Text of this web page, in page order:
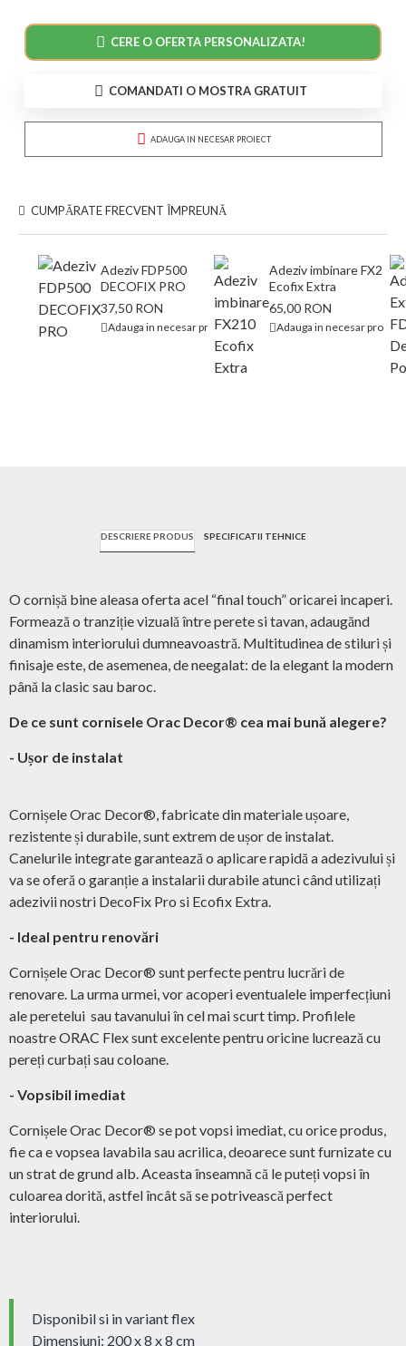
CERE O OFERTA PERSONALIZATA!
COMANDATI O MOSTRA GRATUIT
ADAUGA IN NECESAR PROIECT
CUMPĂRATE FRECVENT ÎMPREUNĂ
Adeziv FDP500
DECOFIX PRO
37,50 RON
Adauga in necesar proiect
Adeziv imbinare FX210
Ecofix Extra
65,00 RON
Adauga in necesar proiect
DESCRIERE PRODUS SPECIFICATII TEHNICE
O cornișă bine aleasa oferta acel “final touch” oricarei incaperi.
Formează o tranziție vizuală între perete si tavan, adaugănd
dinamism interiorului dumneavoastră. Multitudinea de stiluri și
finisaje este, de asemenea, de neegalat: de la elegant la modern
până la clasic sau baroc.
De ce sunt cornisele Orac Decor® cea mai bună alegere?
- Ușor de instalat
Cornișele Orac Decor®, fabricate din materiale ușoare,
rezistente și durabile, sunt extrem de ușor de instalat.
Canelurile integrate garantează o aplicare rapidă a adezivului și
va se oferă o garanție a instalarii durabile atunci când utilizați
adezivii nostri DecoFix Pro si Ecofix Extra.
- Ideal pentru renovări
Cornișele Orac Decor® sunt perfecte pentru lucrări de
renovare. La urma urmei, vor acoperi eventualele imperfecțiuni
ale peretelui sau tavanului în cel mai scurt timp. Profilele
noastre ORAC Flex sunt excelente pentru oricine lucrează cu
pereți curbați sau coloane.
- Vopsibil imediat
Cornișele Orac Decor® se pot vopsi imediat, cu orice produs,
fie ca e vopsea lavabila sau acrilica, deoarece sunt furnizate cu
un strat de grund alb. Aceasta înseamnă că le puteți vopsi în
culoarea dorită, astfel încât să se potrivească perfect
interiorului.
Disponibil si in variant flex
Dimensiuni: 200 x 8 x 8 cm